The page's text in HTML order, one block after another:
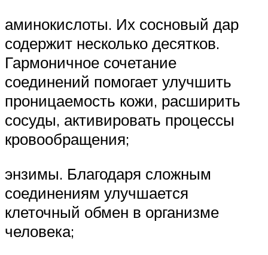
аминокислоты. Их сосновый дар
содержит несколько десятков.
Гармоничное сочетание
соединений помогает улучшить
проницаемость кожи, расширить
сосуды, активировать процессы
кровообращения;
энзимы. Благодаря сложным
соединениям улучшается
клеточный обмен в организме
человека;